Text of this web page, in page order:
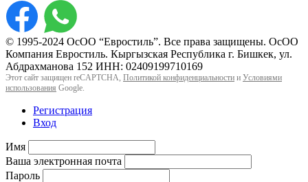
© 1995-2024 ОсОО “Евростиль”. Все права защищены. ОсОО
Компания Евростиль. Кыргызская Республика г. Бишкек, ул.
Абдрахманова 152 ИНН: 02409199710169
Этот сайт защищен reCAPTCHA, Политикой конфиденциальности и Условиями
использования Google.
Регистрация
Вход
Имя
Ваша электронная почта
Пароль